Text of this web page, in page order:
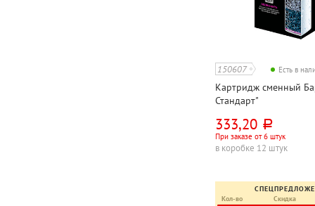
150607 Есть в
Картридж сменный
Стандарт"
333,20 руб.
При заказе от 6 штук
в коробке 12 штук
Кол-во
Скидка